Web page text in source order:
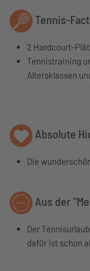
Tennis-
2 Hardcourt-
Tennistraining
Altersklassen
Absolute
Die
Aus der
Der
dafür ist schon